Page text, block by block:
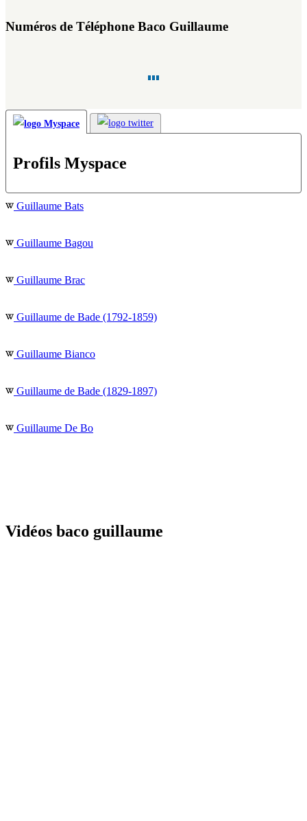
Numéros de Téléphone Baco Guillaume
Profils Myspace
Guillaume Bats
Guillaume Bagou
Guillaume Brac
Guillaume de Bade (1792-1859)
Guillaume Bianco
Guillaume de Bade (1829-1897)
Guillaume De Bo
Vidéos baco guillaume